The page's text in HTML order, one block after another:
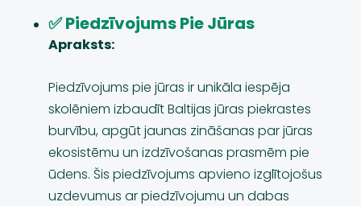
✅ Piedzīvojums Pie Jūras
Apraksts:
Piedzīvojums pie jūras ir unikāla iespēja
skolēniem izbaudīt Baltijas jūras piekrastes
burvību, apgūt jaunas zināšanas par jūras
ekosistēmu un izdzīvošanas prasmēm pie
ūdens. Šis piedzīvojums apvieno izglītojošus
uzdevumus ar piedzīvojumu un dabas